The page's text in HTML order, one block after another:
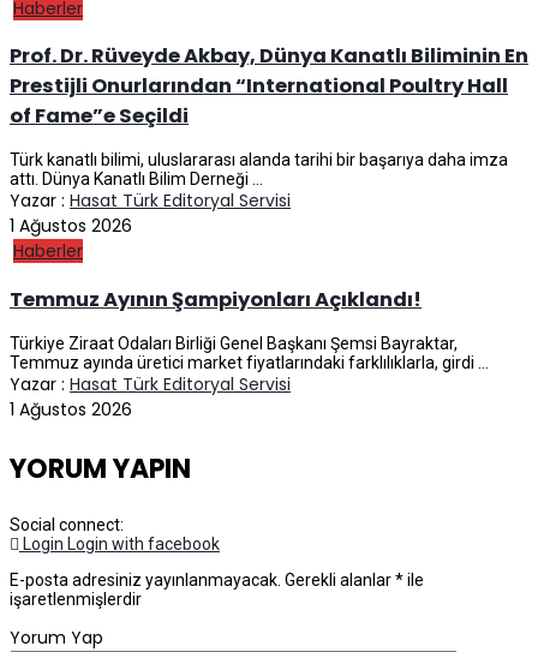
Haberler
Prof. Dr. Rüveyde Akbay, Dünya Kanatlı Biliminin En
Prestijli Onurlarından “International Poultry Hall
of Fame”e Seçildi
Türk kanatlı bilimi, uluslararası alanda tarihi bir başarıya daha imza
attı. Dünya Kanatlı Bilim Derneği ...
Yazar : Hasat Türk Editoryal Servisi
1 Ağustos 2026
Haberler
Temmuz Ayının Şampiyonları Açıklandı!
Türkiye Ziraat Odaları Birliği Genel Başkanı Şemsi Bayraktar,
Temmuz ayında üretici market fiyatlarındaki farklılıklarla, girdi ...
Yazar : Hasat Türk Editoryal Servisi
1 Ağustos 2026
YORUM YAPIN
Social connect:
Login Login with facebook
E-posta adresiniz yayınlanmayacak. Gerekli alanlar*ile
işaretlenmişlerdir
Yorum Yap